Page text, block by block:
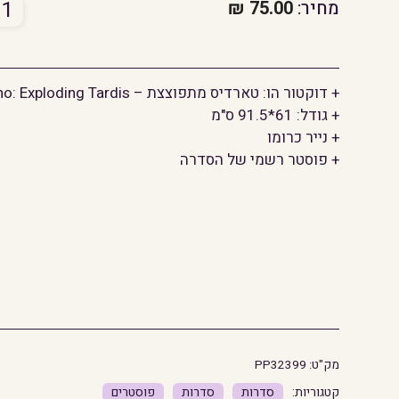
מחיר: 75.00
₪
הו:
+ דוקטור הו: טארדיס מתפוצצת – Doctor Who: Exploding Tardis
+ גודל: 61*91.5 ס"מ
+ נייר כרומו
+ פוסטר רשמי של הסדרה
מק"ט: PP32399
סדרות סדרות פוסטרים